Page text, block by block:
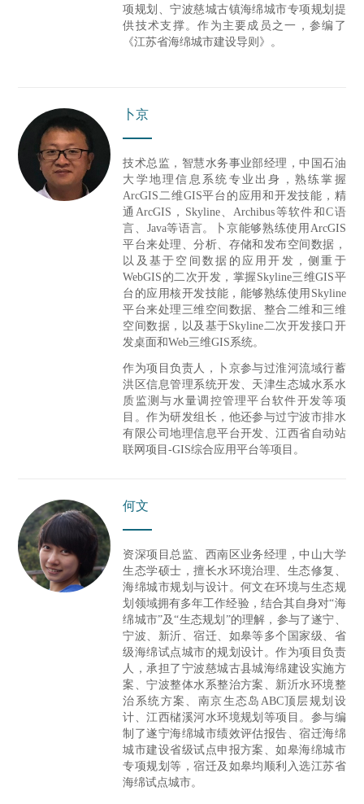
项规划、宁波慈城古镇海绵城市专项规划提
供技术支撑。作为主要成员之一，参编了
《江苏省海绵城市建设导则》。
卜京
技术总监，智慧水务事业部经理，中国石油
大学地理信息系统专业出身， 熟练掌握
ArcGIS二维GIS平台的应用和开发技能，精
通ArcGIS，Skyline、Archibus等软件和C语
言、Java等语言。卜京能够熟练使用ArcGIS
平台来处理、分析、存储和发布空间数据，
以及基于空间数据的应用开发，侧重于
WebGIS的二次开发 ，掌握Skyline三维GIS平
台的应用核开发技能，能够熟练使用Skyline
平台来处理三维空间数据、整合二维和三维
空间数据，以及基于Skyline二次开发接口开
发桌面和Web三维GIS系统。
作为项目负责人，卜京参与过淮河流域行蓄
洪区信息管理系统开发、天津生态城水系水
质监测与水量调控管理平台软件开发等项
目。作为研发组长，他还参与过宁波市排水
有限公司地理信息平台开发、江西省自动站
联网项目-GIS综合应用平台等项目。
何文
资深项目总监、西南区业务经理，中山大学
生态学硕士，擅长水环境治理、生态修复、
海绵城市规划与设计。何文在环境与生态规
划领域拥有多年工作经验，结合其自身对“海
绵城市”及“生态规划 ”的理解，参与了遂宁、
宁波、新沂、宿迁、如皋等多个国家级、省
级海绵试点城市的规划设计。作为项目负责
人，承担了宁波慈城古县城海绵建设实施方
案、宁波整体水系整治方案、新沂水环境整
治系统方案、南京生态岛 ABC顶层规划设
计、江西槠溪河水环境规划等项目。参与编
制了遂宁海绵城市绩效评估报告、宿迁海绵
城市建设省级试点申报方案、如皋海绵城市
专项规划等，宿迁及如皋均顺利入选江苏省
海绵试点城市。